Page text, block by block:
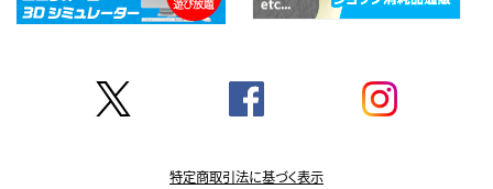
特定商取引法に基づく表示